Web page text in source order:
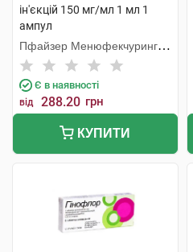
ін'єкцій 150 мг/мл 1 мл 1
ампул
Пфайзер Менюфекчуринг
Бельгія
Є в наявності
від 288.20 грн
КУПИТИ